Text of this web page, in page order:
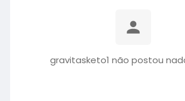
gravitasketo1 não postou